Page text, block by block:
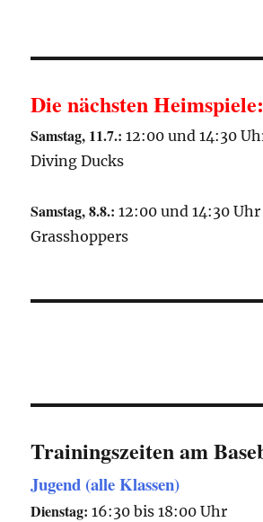
Die nächsten Heimspiele:
Samstag, 11.7.: 12:00 und 14:30
Diving Ducks
Samstag, 8.8.: 12:00 und 14:30
Grasshoppers
Trainingszeiten am
Jugend (alle Klassen)
Dienstag: 16:30 bis 18:00 Uhr